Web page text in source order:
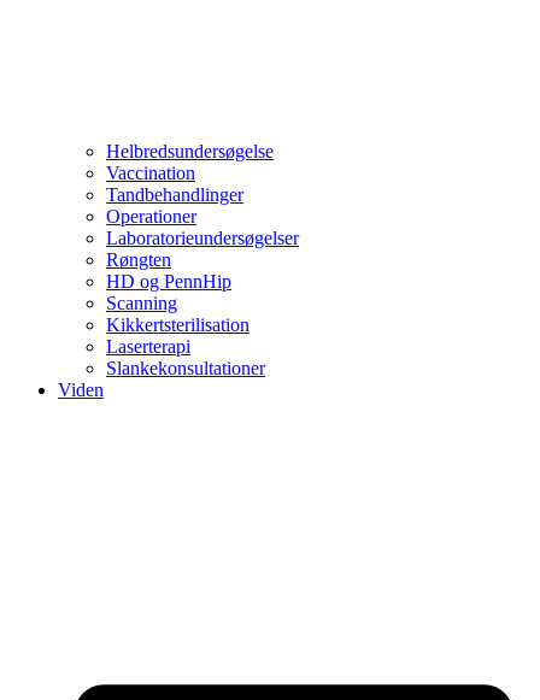
Helbredsundersøgelse
Vaccination
Tandbehandlinger
Operationer
Laboratorieundersøgelser
Røngten
HD og PennHip
Scanning
Kikkertsterilisation
Laserterapi
Slankekonsultationer
Viden